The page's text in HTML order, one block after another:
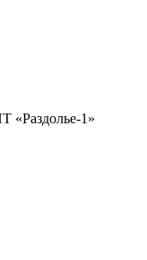
«Раздолье-1»